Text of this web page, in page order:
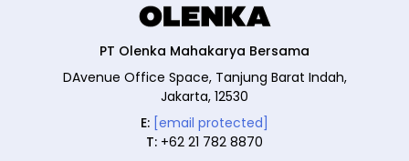
PT Olenka Mahakarya Bersama
DAvenue Office Space, Tanjung Barat Indah,
Jakarta, 12530
E: [email protected]
T: +62 21 782 8870